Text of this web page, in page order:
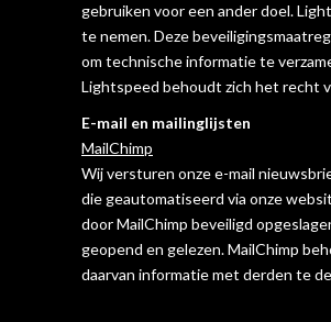
gebruiken voor een ander doel.
te nemen. Deze
om technische informatie te
Lightspeed behoudt zich het recht
E-mail en mailinglijsten
MailChimp
Wij versturen onze e-mail
die geautomatiseerd via onze
door MailChimp beveiligd
geopend en gelezen. MailChimp
daarvan informatie met derden te